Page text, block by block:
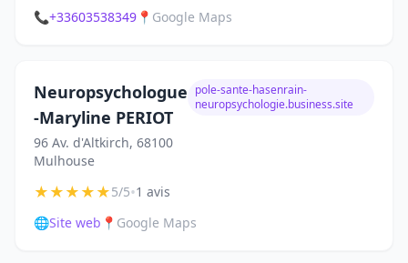
📞+33603538349 📍 Google Maps
Neuropsychologue
-Maryline PERIOT
96 Av. d'Altkirch, 68100
Mulhouse
pole-sante-hasenrain-
neuropsychologie.business.site
★★★★★5/5•1 avis
🌐Site web 📍 Google Maps